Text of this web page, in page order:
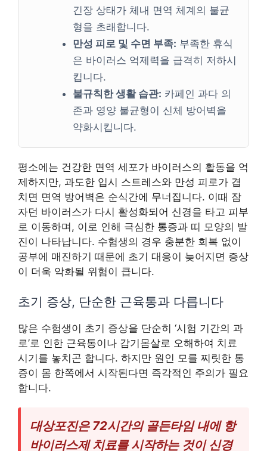
긴장 상태가 체내 면역 체계의 불균
형을 초래합니다.
만성 피로 및 수면 부족: 부족한 휴식
은 바이러스 억제력을 급격히 저하시
킵니다.
불규칙한 생활 습관: 카페인 과다 의
존과 영양 불균형이 신체 방어벽을
약화시킵니다.
평소에는 건강한 면역 세포가 바이러스의 활동을 억
제하지만, 과도한 입시 스트레스와 만성 피로가 겹
치면 면역 방어벽은 순식간에 무너집니다. 이때 잠
자던 바이러스가 다시 활성화되어 신경을 타고 피부
로 이동하며, 이로 인해 극심한 통증과 띠 모양의 발
진이 나타납니다. 수험생의 경우 충분한 회복 없이
공부에 매진하기 때문에 초기 대응이 늦어지면 증상
이 더욱 악화될 위험이 큽니다.
초기 증상, 단순한 근육통과 다릅니다
많은 수험생이 초기 증상을 단순히 ‘시험 기간의 과
로’로 인한 근육통이나 감기몸살로 오해하여 치료
시기를 놓치곤 합니다. 하지만 원인 모를 찌릿한 통
증이 몸 한쪽에서 시작된다면 즉각적인 주의가 필요
합니다.
대상포진은 72시간의 골든타임내에 항
바이러스제 치료를 시작하는 것이 신경